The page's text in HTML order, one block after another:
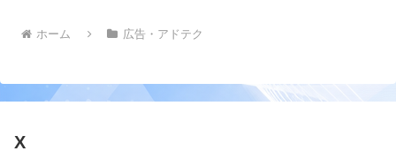
ホーム 広告・アドテク
X